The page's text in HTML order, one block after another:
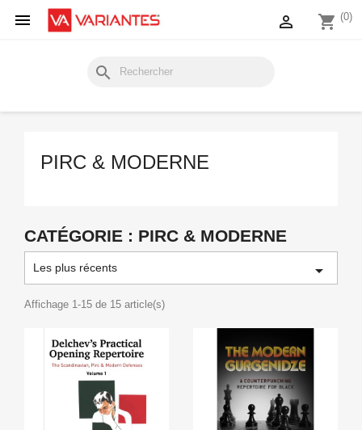
 shopping_cart (0)

search
PIRC & MODERNE
CATÉGORIE : PIRC & MODERNE
Les plus récents 
Affichage 1-15 de 15 article(s)